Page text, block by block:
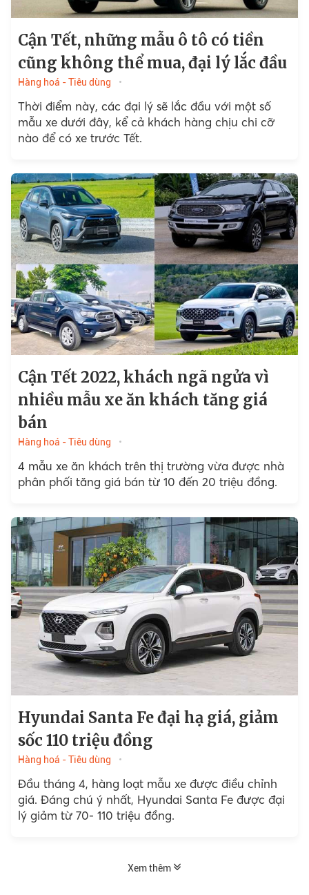
Cận Tết, những mẫu ô tô có tiền
cũng không thể mua, đại lý lắc đầu
Hàng hoá - Tiêu dùng
Thời điểm này, các đại lý sẽ lắc đầu với một số
mẫu xe dưới đây, kể cả khách hàng chịu chi cỡ
nào để có xe trước Tết.
Cận Tết 2022, khách ngã ngửa vì
nhiều mẫu xe ăn khách tăng giá
bán
Hàng hoá - Tiêu dùng
4 mẫu xe ăn khách trên thị trường vừa được nhà
phân phối tăng giá bán từ 10 đến 20 triệu đồng.
Hyundai Santa Fe đại hạ giá, giảm
sốc 110 triệu đồng
Hàng hoá - Tiêu dùng
Đầu tháng 4, hàng loạt mẫu xe được điều chỉnh
giá. Đáng chú ý nhất, Hyundai Santa Fe được đại
lý giảm từ 70- 110 triệu đồng.
Xem thêm